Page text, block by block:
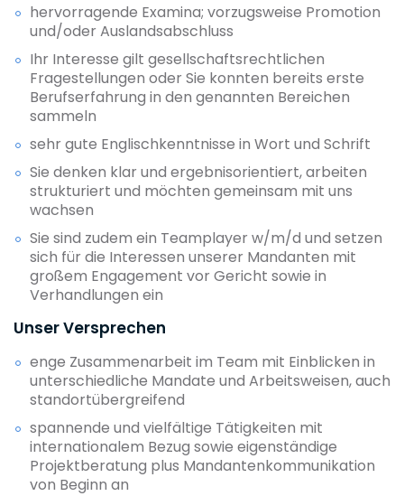
hervorragende Examina; vorzugsweise Promotion
und/oder Auslandsabschluss
Ihr Interesse gilt gesellschaftsrechtlichen
Fragestellungen oder Sie konnten bereits erste
Berufserfahrung in den genannten Bereichen
sammeln
sehr gute Englischkenntnisse in Wort und Schrift
Sie denken klar und ergebnisorientiert, arbeiten
strukturiert und möchten gemeinsam mit uns
wachsen
Sie sind zudem ein Teamplayer w/m/d und setzen
sich für die Interessen unserer Mandanten mit
großem Engagement vor Gericht sowie in
Verhandlungen ein
Unser Versprechen
enge Zusammenarbeit im Team mit Einblicken in
unterschiedliche Mandate und Arbeitsweisen, auch
standortübergreifend
spannende und vielfältige Tätigkeiten mit
internationalem Bezug sowie eigenständige
Projektberatung plus Mandantenkommunikation
von Beginn an